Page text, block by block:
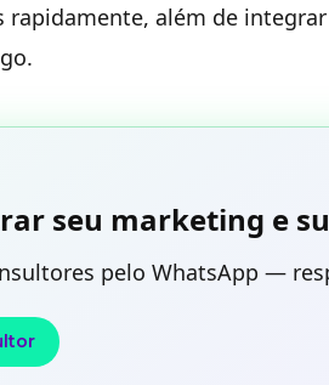
além de
seu marketing e
pelo WhatsApp —